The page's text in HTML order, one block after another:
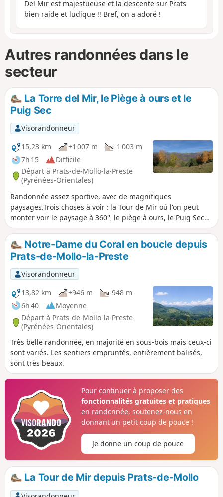
Del Mir est majestueuse et la descente sur Prats
bien raide et ludique !! Bref, on a adoré !
Autres randonnées dans le
secteur
La Torre del Mir, le Piège à ours et le
Puig Sec
Visorandonneur
15,23 km
+1 007 m
-1 003 m
7h 15
Difficile
Départ à Prats-de-Mollo-la-Preste
(Pyrénées-Orientales)
Randonnée assez sportive, avec de magnifiques
paysages.Trois choses à voir : la Tour de Mir où l'on peut
monter voir le paysage à 360°, le piège à ours, le Puig Sec
d'où l'on peut observer une grande partie des Pyrénées
Orientales.La montée à la tour ne pose pas de problème
particulier.Le retour demande plus d'attention concernant
l'orientation et le balisage épars de différentes
couleurs.Accessible en transport en commun, voir infos
pratiques.
Notre-Dame du Coral en boucle depuis
Prats-de-Mollo-la-Preste
Visorandonneur
13,82 km
+946 m
-948 m
6h 40
Moyenne
Départ à Prats-de-Mollo-la-Preste
(Pyrénées-Orientales)
Très belle randonnée, en majorité en sous-bois mais ceux-ci
sont variés. Les sentiers empruntés, entièrement balisés,
sont très beaux.
Pour continuer à proposer des
fonctionnalités gratuites et pratiques
en randonnée, soutenez-nous en
donnant un petit coup de pouce !
Je donne un coup de pouce
La Tour de Mir depuis Prats-de-Mollo